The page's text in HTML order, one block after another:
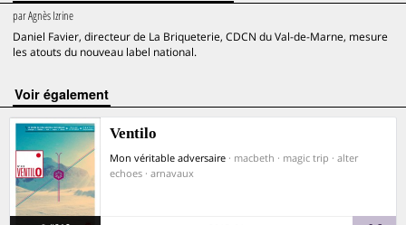
parAgnès Izrine
Daniel Favier, directeur de La Briqueterie, CDCN du Val-de-Marne, mesure
les atouts du nouveau label national.
voir également
Ventilo
Mon véritable adversaire · macbeth · magic trip · alter
echoes · arnavaux